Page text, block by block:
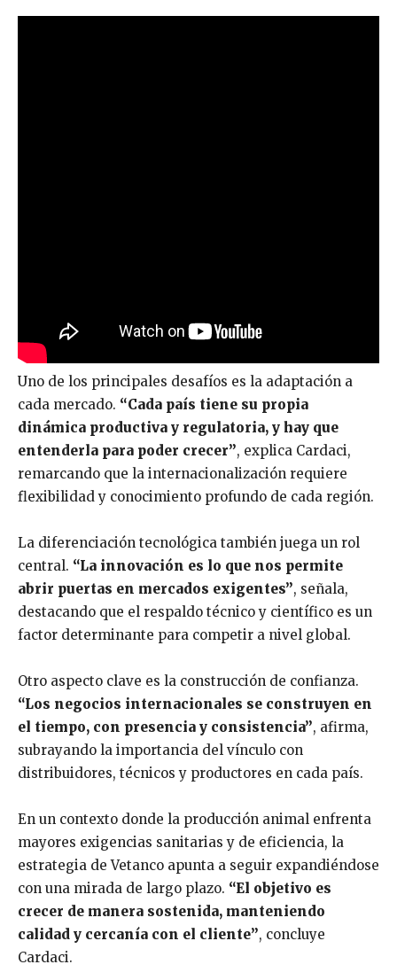
Uno de los principales desafíos es la adaptación a
cada mercado. “Cada país tiene su propia
dinámica productiva y regulatoria, y hay que
entenderla para poder crecer”, explica Cardaci,
remarcando que la internacionalización requiere
flexibilidad y conocimiento profundo de cada región.
La diferenciación tecnológica también juega un rol
central. “La innovación es lo que nos permite
abrir puertas en mercados exigentes”, señala,
destacando que el respaldo técnico y científico es un
factor determinante para competir a nivel global.
Otro aspecto clave es la construcción de confianza.
“Los negocios internacionales se construyen en
el tiempo, con presencia y consistencia”, afirma,
subrayando la importancia del vínculo con
distribuidores, técnicos y productores en cada país.
En un contexto donde la producción animal enfrenta
mayores exigencias sanitarias y de eficiencia, la
estrategia de Vetanco apunta a seguir expandiéndose
con una mirada de largo plazo. “El objetivo es
crecer de manera sostenida, manteniendo
calidad y cercanía con el cliente”, concluye
Cardaci.